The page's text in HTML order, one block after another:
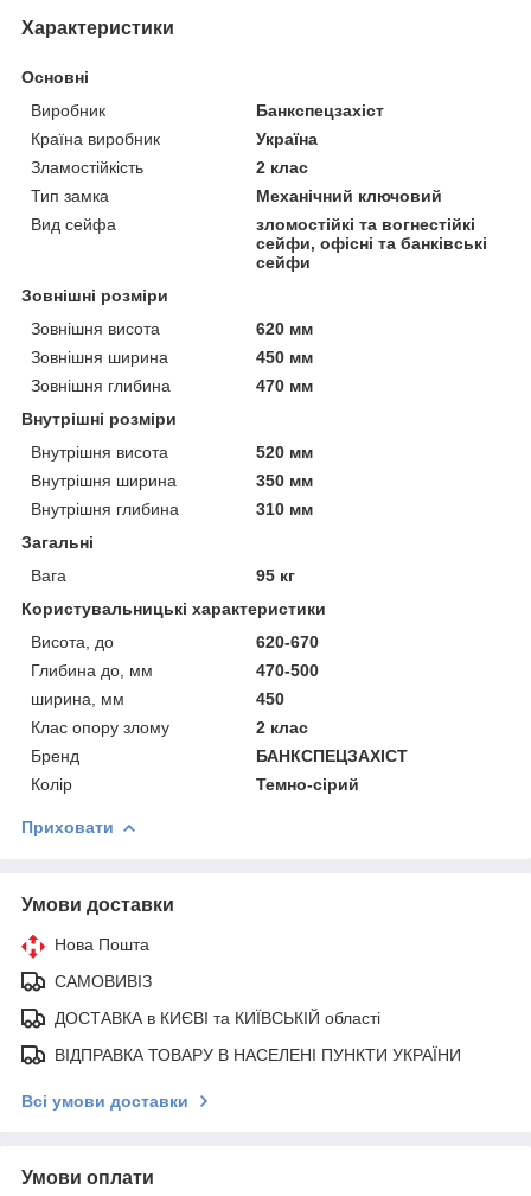
Характеристики
Основні
Виробник
Банкспецзахіст
Країна виробник
Україна
Зламостійкість
2 клас
Тип замка
Механічний ключовий
Вид сейфа
зломостійкі та вогнестійкі
сейфи, офісні та банківські
сейфи
Зовнішні розміри
Зовнішня висота
620 мм
Зовнішня ширина
450 мм
Зовнішня глибина
470 мм
Внутрішні розміри
Внутрішня висота
520 мм
Внутрішня ширина
350 мм
Внутрішня глибина
310 мм
Загальні
Вага
95 кг
Користувальницькі характеристики
Висота, до
620-670
Глибина до, мм
470-500
ширина, мм
450
Клас опору злому
2 клас
Бренд
БАНКСПЕЦЗАХІСТ
Колір
Темно-сірий
Приховати
Умови доставки
Нова Пошта
САМОВИВІЗ
ДОСТАВКА в КИЄВІ та КИЇВСЬКІЙ області
ВІДПРАВКА ТОВАРУ В НАСЕЛЕНІ ПУНКТИ УКРАЇНИ
Всі умови доставки
Умови оплати